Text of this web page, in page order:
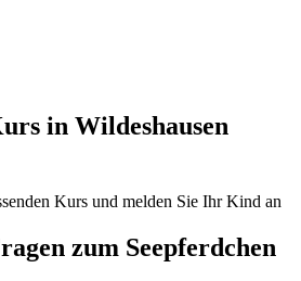
in Wildeshausen
Kurs und melden Sie Ihr Kind an
zum Seepferdchen